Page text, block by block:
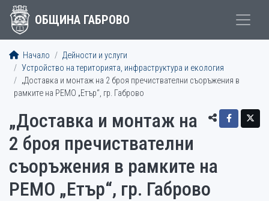
ОБЩИНА ГАБРОВО
Начало
Дейности и услуги
Устройство на територията, инфраструктура и екология
„Доставка и монтаж на 2 броя пречиствателни съоръжения в
рамките на РЕМО „Eтър“, гр. Габрово
„Доставка и монтаж на
2 броя пречиствателни
съоръжения в рамките на
РЕМО „Eтър“, гр. Габрово